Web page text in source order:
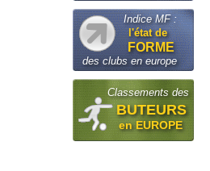
Indice MF :
l'état de
FORME
des clubs en europe
Classements des
BUTEURS
en EUROPE